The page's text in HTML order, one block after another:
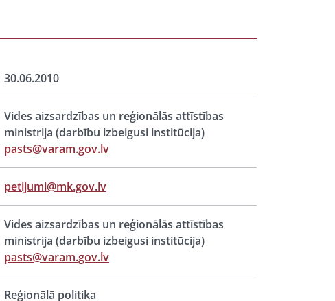
30.06.2010
Vides aizsardzības un reģionālās attīstības
ministrija (darbību izbeigusi institūcija)
pasts@varam.gov.lv
petijumi@mk.gov.lv
Vides aizsardzības un reģionālās attīstības
ministrija (darbību izbeigusi institūcija)
pasts@varam.gov.lv
Reģionālā politika